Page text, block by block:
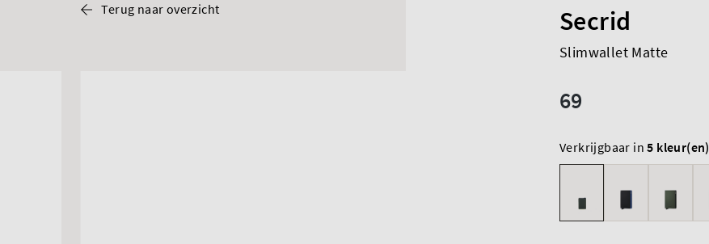
Terug naar overzicht Secrid
Slimwallet Matte
69
Verkrijgbaar in5 kleur(en)